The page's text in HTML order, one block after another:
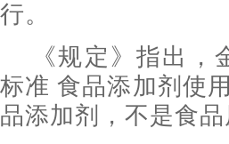
行。
《规定》指出
标准 食品添加剂使
品添加剂，不是食